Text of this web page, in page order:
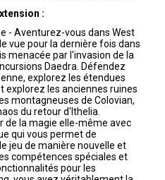
:
- Aventurez-vous dans West
vue pour la dernière fois dans
menacée par l'invasion de la
Daedra. Défendez
explorez les étendues
explorez les anciennes ruines
montagneuses de Colovian,
du retour d'Ithelia.
de la magie elle-même avec
qui vous permet de
jeu de manière nouvelle et
compétences spéciales et
pour les